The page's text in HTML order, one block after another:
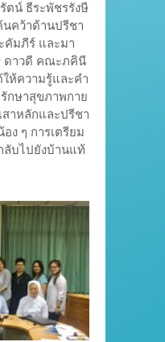
ตน์ ธีระพัชรรังษี
คว้าด้านปรีชา
คัมภีร์ และมา
ดาวดี คณะภคินี
ห้ความรู้และคำ
กษาสุขภาพกาย
สาหลักและปรีชา
ง ๆ การเตรียม
ลับไปยังบ้านแท้